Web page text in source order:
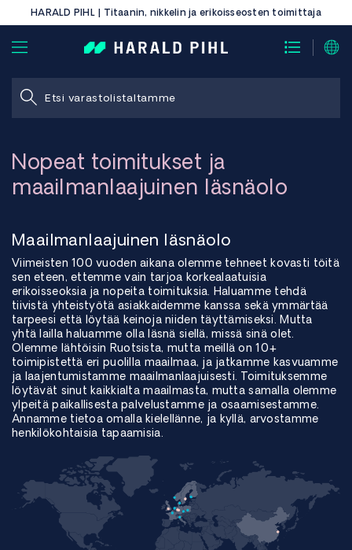
HARALD PIHL | Titaanin, nikkelin ja erikoisseosten toimittaja
Nopeat toimitukset ja
maailmanlaajuinen läsnäolo
Maailmanlaajuinen läsnäolo
Viimeisten 100 vuoden aikana olemme tehneet kovasti töitä
sen eteen, ettemme vain tarjoa korkealaatuisia
erikoisseoksia ja nopeita toimituksia. Haluamme tehdä
tiivistä yhteistyötä asiakkaidemme kanssa sekä ymmärtää
tarpeesi että löytää keinoja niiden täyttämiseksi. Mutta
yhtä lailla haluamme olla läsnä siellä, missä sinä olet.
Olemme lähtöisin Ruotsista, mutta meillä on 10+
toimipistettä eri puolilla maailmaa, ja jatkamme kasvuamme
ja laajentumistamme maailmanlaajuisesti. Toimituksemme
löytävät sinut kaikkialta maailmasta, mutta samalla olemme
ylpeitä paikallisesta palvelustamme ja osaamisestamme.
Annamme tietoa omalla kielellänne, ja kyllä, arvostamme
henkilökohtaisia tapaamisia.